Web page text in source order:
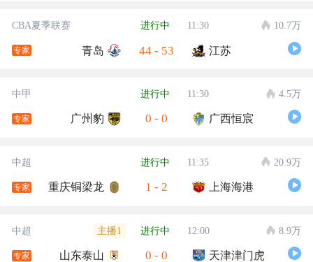
CBA夏季联赛 进行中 11:30 10.7万
专家 青岛 44 - 53 江苏
中甲 进行中 11:30 4.5万
专家 广州豹 0 - 0 广西恒宸
中超 进行中 11:35 20.9万
专家 重庆铜梁龙 1 - 2 上海海港
中超 主播1 进行中 12:00 8.9万
专家 山东泰山 0 - 0 天津津门虎